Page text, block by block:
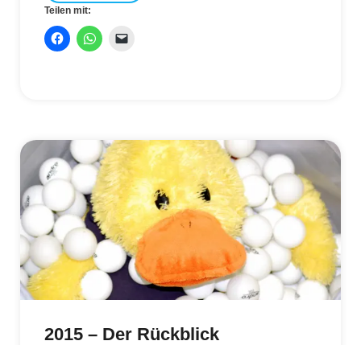
Teilen mit:
2015 – Der Rückblick